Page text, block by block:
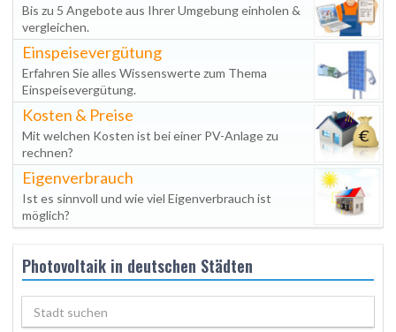
Bis zu 5 Angebote aus Ihrer Umgebung einholen &
vergleichen.
Einspeisevergütung
Erfahren Sie alles Wissenswerte zum Thema
Einspeisevergütung.
Kosten & Preise
Mit welchen Kosten ist bei einer PV-Anlage zu
rechnen?
Eigenverbrauch
Ist es sinnvoll und wie viel Eigenverbrauch ist
möglich?
Photovoltaik in deutschen Städten